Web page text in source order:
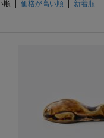
順 価格が高い順 新着順